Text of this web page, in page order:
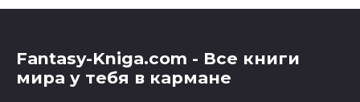
Fantasy-Kniga.com - Все книги
мира у тебя в кармане